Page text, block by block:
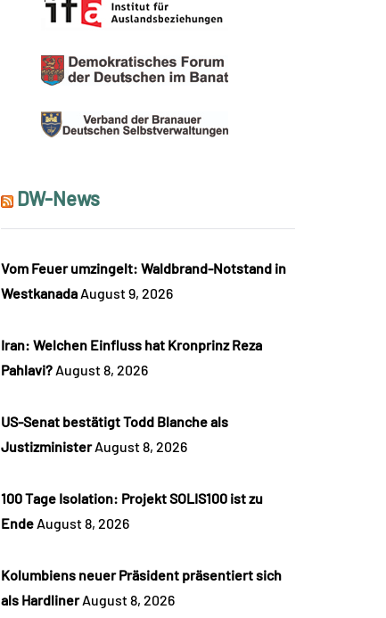
DW-News
Vom Feuer umzingelt: Waldbrand-Notstand in
Westkanada August 9, 2026
Iran: Welchen Einfluss hat Kronprinz Reza
Pahlavi? August 8, 2026
US-Senat bestätigt Todd Blanche als
Justizminister August 8, 2026
100 Tage Isolation: Projekt SOLIS100 ist zu
Ende August 8, 2026
Kolumbiens neuer Präsident präsentiert sich
als Hardliner August 8, 2026